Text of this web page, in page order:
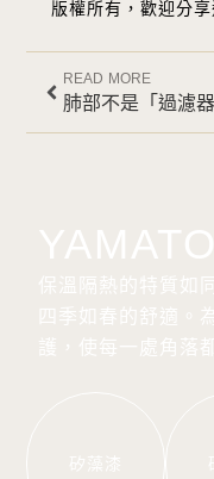
版權所有，歡迎分
READ MORE